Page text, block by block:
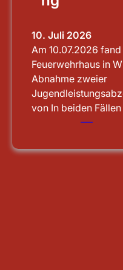
10. Juli 2026
Am 10.07.2026 fand
Feuerwehrhaus in
Abnahme zweier
von In beiden